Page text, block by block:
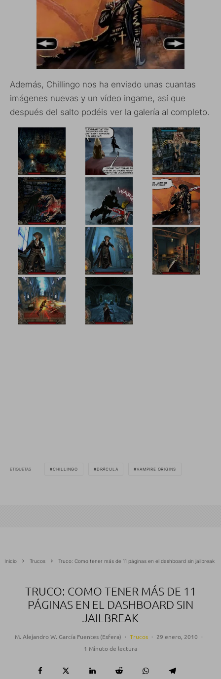
Además, Chillingo nos ha enviado unas cuantas
imágenes nuevas y un vídeo ingame, así que
después del salto podéis ver la galería al completo.
ETIQUETAS CHILLINGO DRÁCULA VAMPIRE ORIGINS
Inicio Trucos Truco: Como tener más de 11 páginas en el dashboard sin jailbreak
TRUCO: COMO TENER MÁS DE 11
PÁGINAS EN EL DASHBOARD SIN
JAILBREAK
M. Alejandro W. García Fuentes (Esfera) · Trucos · 29 enero, 2010 ·
1 Minuto de lectura